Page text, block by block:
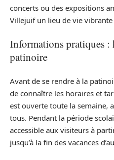
concerts ou des expositions
Villejuif un lieu de vie vibrante
Informations pratiques :
patinoire
Avant de se rendre à la
de connaître les horaires et
est ouverte toute la semaine,
tous. Pendant la période
accessible aux visiteurs à
jusqu’à la fin des vacances